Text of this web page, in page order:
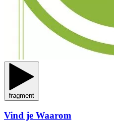
fragment
Vind je Waarom